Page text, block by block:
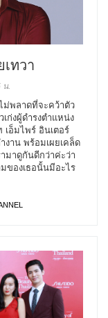
ทวา
น.
ม่พลาดที่จะคว้าตัว
ก่งผู้ดำรงตำแหน่ง
เอ็มไพร์ อินเตอร์
งาน พร้อมเผยเคล็ด
มาดูกันดีกว่าค่ะว่า
ของเธอนั้นมีอะไร